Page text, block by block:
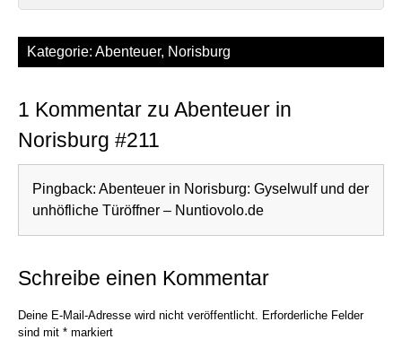
Kategorie: Abenteuer, Norisburg
1 Kommentar zu Abenteuer in
Norisburg #211
Pingback: Abenteuer in Norisburg: Gyselwulf und der
unhöfliche Türöffner – Nuntiovolo.de
Schreibe einen Kommentar
Deine E-Mail-Adresse wird nicht veröffentlicht. Erforderliche Felder
sind mit * markiert